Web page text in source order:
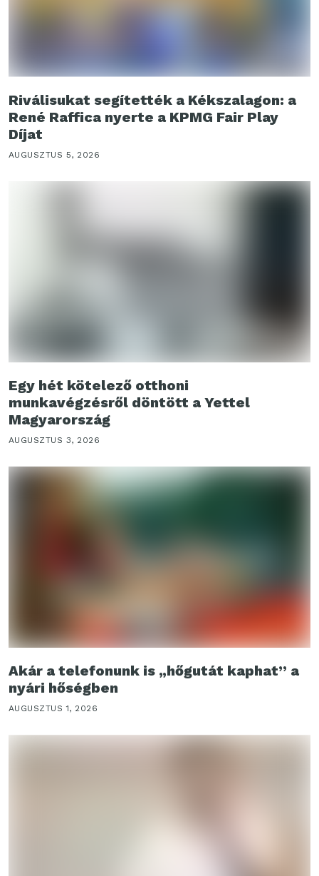
Riválisukat segítették a Kékszalagon: a
René Raffica nyerte a KPMG Fair Play
Díjat
AUGUSZTUS 5, 2026
Egy hét kötelező otthoni
munkavégzésről döntött a Yettel
Magyarország
AUGUSZTUS 3, 2026
Akár a telefonunk is „hőgutát kaphat” a
nyári hőségben
AUGUSZTUS 1, 2026